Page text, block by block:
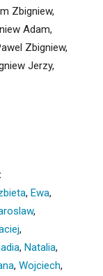
Zbigniew,
Adam,
Zbigniew,
Jerzy,
, Ewa,
,
,
, Natalia,
, Wojciech,